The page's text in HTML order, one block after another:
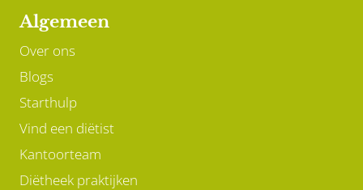
Algemeen
Over ons
Blogs
Starthulp
Vind een diëtist
Kantoorteam
Diëtheek praktijken